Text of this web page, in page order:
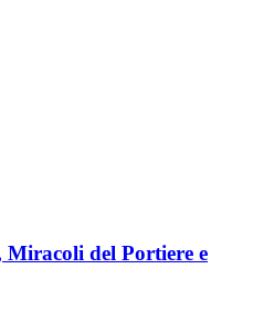
del Portiere e